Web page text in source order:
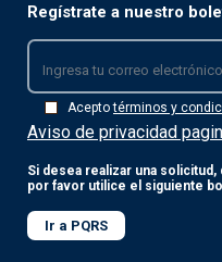
Regístrate a nuestro
Aceptotérminos y
Aviso de privacidad
Si desea realizar una solicitud,
por favor utilice el siguiente
Ir a PQRS